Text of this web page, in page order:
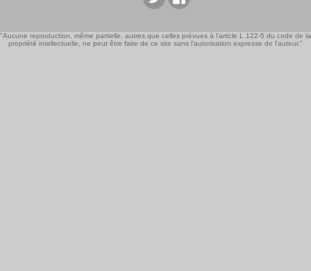
"Aucune reproduction, même partielle, autres que celles prévues à l'article L 122-5 du code de la
propriété intellectuelle, ne peut être faite de ce site sans l'autorisation expresse de l'auteur."